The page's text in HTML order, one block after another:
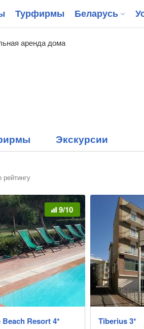
аренда дома
Турфирмы Беларусь
Экскурсии
рейтингу
9/10
Resort 4* Tiberius 3*